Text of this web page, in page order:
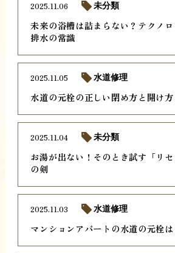
未来の浴槽は詰まらない？テクノ
排水の常識
2025.11.06 未分類
水道の元栓の正しい閉め方と開け方
2025.11.05 水道修理
お湯が出ない！そのとき試す「リ
の剣
2025.11.04 未分類
マンションアパートの水道の元栓は
2025.11.03 水道修理